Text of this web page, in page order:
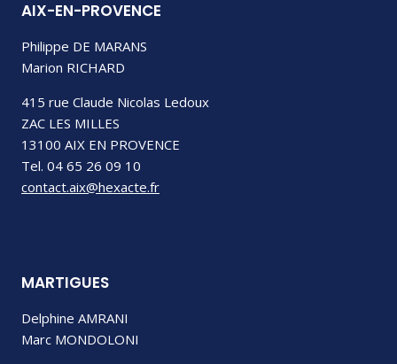
AIX-EN-PROVENCE
Philippe DE MARANS
Marion RICHARD
415 rue Claude Nicolas Ledoux
ZAC LES MILLES
13100 AIX EN PROVENCE
Tel. 04 65 26 09 10
contact.aix@hexacte.fr
MARTIGUES
Delphine AMRANI
Marc MONDOLONI